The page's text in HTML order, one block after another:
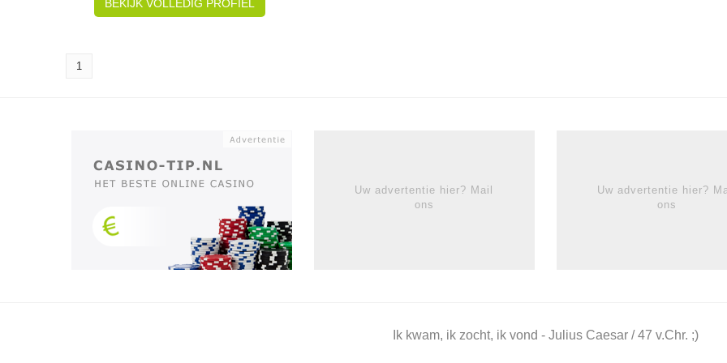
BEKIJK VOLLEDIG PROFIEL
1
Uw advertentie hier? Mail
ons
Uw advertentie hier?
ons
Ik kwam, ik zocht, ik vond - Julius Caesar / 47 v.Chr. ;)